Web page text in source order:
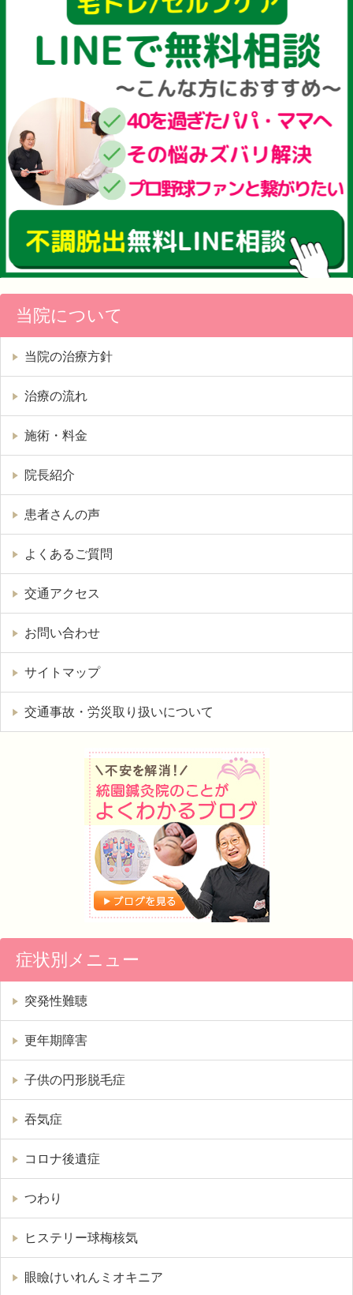
当院について
当院の治療方針
治療の流れ
施術・料金
院長紹介
患者さんの声
よくあるご質問
交通アクセス
お問い合わせ
サイトマップ
交通事故・労災取り扱いについて
症状別メニュー
突発性難聴
更年期障害
子供の円形脱毛症
吞気症
コロナ後遺症
つわり
ヒステリー球梅核気
眼瞼けいれんミオキニア